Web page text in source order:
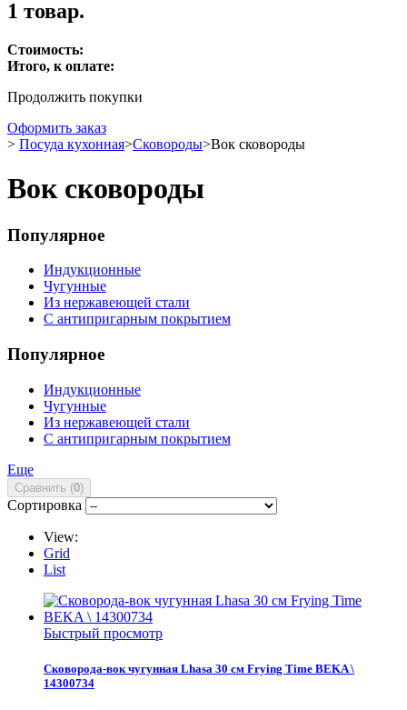
1 товар.
Стоимость:
Итого, к оплате:
Продолжить покупки
Оформить заказ
> Посуда кухонная>Сковороды>Вок сковороды
Вок сковороды
Популярное
Индукционные
Чугунные
Из нержавеющей стали
С антипригарным покрытием
Популярное
Индукционные
Чугунные
Из нержавеющей стали
С антипригарным покрытием
Еще
Сравнить (0)
Сортировка
View:
Grid
List
Быстрый просмотр
Сковорода-вок чугунная Lhasa 30 см Frying Time BEKA \
14300734